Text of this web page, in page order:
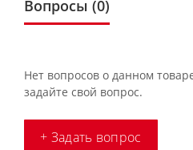
Вопросы (0)
Нет вопросов о данном
задайте свой вопрос.
+ Задать вопрос